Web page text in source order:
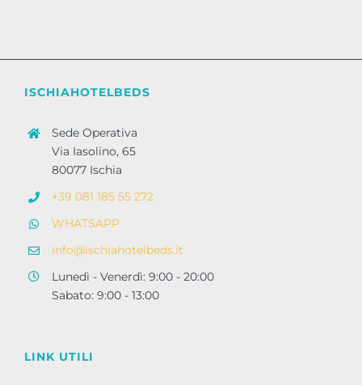
ISCHIAHOTELBEDS
Sede Operativa
Via Iasolino, 65
80077 Ischia
+39 081 185 55 272
WHATSAPP
info@ischiahotelbeds.it
Lunedì - Venerdì: 9:00 - 20:00
Sabato: 9:00 - 13:00
LINK UTILI